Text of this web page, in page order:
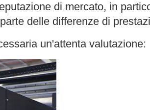
di mercato, in
delle differenze di
un'attenta valutazione: